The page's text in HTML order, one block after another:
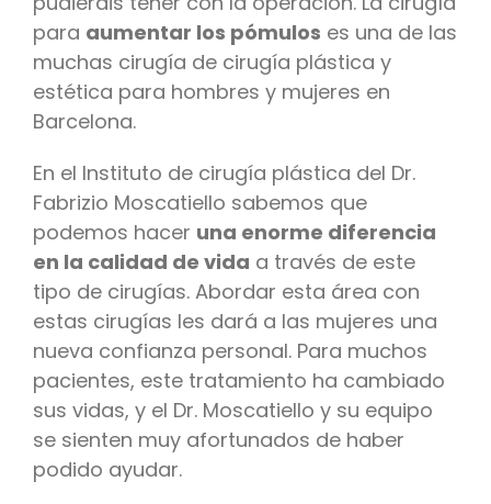
para aumentar los pómulos es una de las
muchas cirugía de cirugía plástica y
estética para hombres y mujeres en
Barcelona.
En el Instituto de cirugía plástica del Dr.
Fabrizio Moscatiello sabemos que
podemos hacer una enorme diferencia
en la calidad de vida a través de este
tipo de cirugías. Abordar esta área con
estas cirugías les dará a las mujeres una
nueva confianza personal. Para muchos
pacientes, este tratamiento ha cambiado
sus vidas, y el Dr. Moscatiello y su equipo
se sienten muy afortunados de haber
podido ayudar.